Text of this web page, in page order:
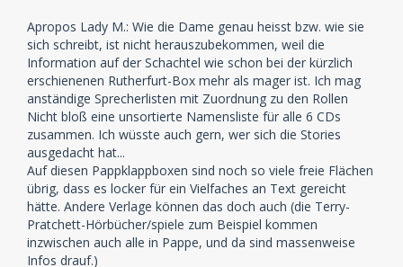
Apropos Lady M.: Wie die Dame genau heisst bzw. wie sie
sich schreibt, ist nicht herauszubekommen, weil die
Information auf der Schachtel wie schon bei der kürzlich
erschienenen Rutherfurt-Box mehr als mager ist. Ich mag
anständige Sprecherlisten mit Zuordnung zu den Rollen
Nicht bloß eine unsortierte Namensliste für alle 6 CDs
zusammen. Ich wüsste auch gern, wer sich die Stories
ausgedacht hat...
Auf diesen Pappklappboxen sind noch so viele freie Flächen
übrig, dass es locker für ein Vielfaches an Text gereicht
hätte. Andere Verlage können das doch auch (die Terry-
Pratchett-Hörbücher/spiele zum Beispiel kommen
inzwischen auch alle in Pappe, und da sind massenweise
Infos drauf.)